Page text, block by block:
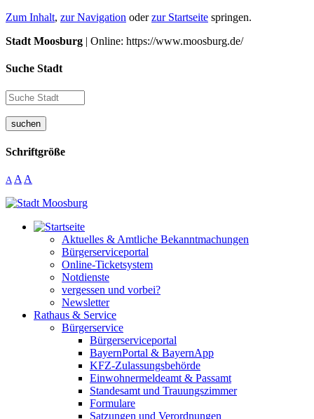
Zum Inhalt, zur Navigation oderzur Startseite springen.
Stadt Moosburg | Online: https://www.moosburg.de/
Suche Stadt
suchen
Schriftgröße
A A A
Aktuelles & Amtliche Bekanntmachungen
Bürgerserviceportal
Online-Ticketsystem
Notdienste
vergessen und vorbei?
Newsletter
Rathaus & Service
Bürgerservice
Bürgerserviceportal
BayernPortal & BayernApp
KFZ-Zulassungsbehörde
Einwohnermeldeamt & Passamt
Standesamt und Trauungszimmer
Formulare
Satzungen und Verordnungen